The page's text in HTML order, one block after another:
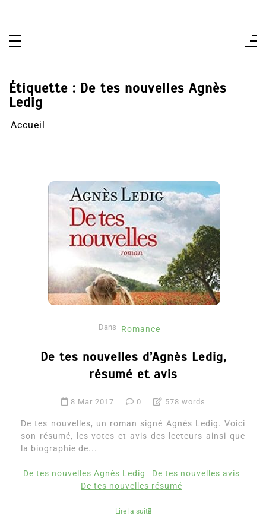
Étiquette : De tes nouvelles Agnès
Ledig
Accueil
Dans Romance
De tes nouvelles d’Agnès Ledig,
résumé et avis
8 Mar 2017 0 578 words
De tes nouvelles, un roman signé Agnès Ledig. Voici
son résumé, les votes et avis des lecteurs ainsi que
la biographie de...
De tes nouvelles Agnès Ledig
De tes nouvelles avis
De tes nouvelles résumé
Lire la suite